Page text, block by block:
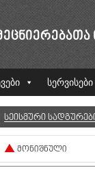
სერვისები
ᲡᲔᲘᲡᲛᲣᲠᲘ
ᲛᲝᲜᲘᲨᲜᲣᲚᲘ